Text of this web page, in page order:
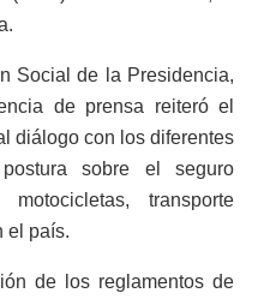
Social de la Presidencia,
de prensa reiteró el
diálogo con los diferentes
sobre el seguro
transporte
el país.
de los reglamentos de